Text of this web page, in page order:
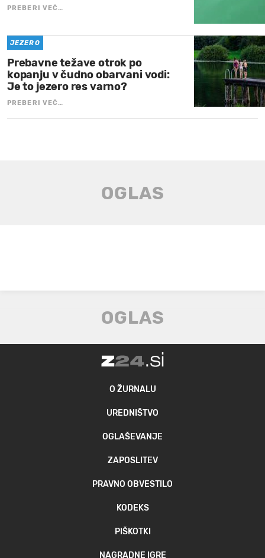
PREBERI VEČ…
JEZERO
Prebavne težave otrok po
kopanju v čudno obarvani vodi:
Je to jezero res varno?
PREBERI VEČ…
O ŽURNALU
UREDNIŠTVO
OGLAŠEVANJE
ZAPOSLITEV
PRAVNO OBVESTILO
KODEKS
PIŠKOTKI
NAGRADNE IGRE